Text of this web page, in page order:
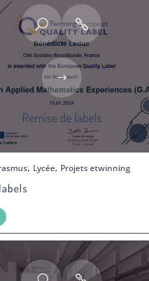
Remise de labels
, Lycée, Projets etwinning